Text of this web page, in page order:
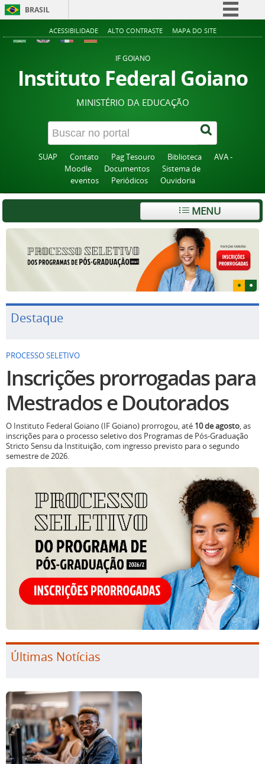
BRASIL
Simplifique!
Acesso à informação
Legislação
Canais
ACESSIBILIDADE ALTO CONTRASTE MAPA DO SITE
IF GOIANO
Instituto Federal Goiano
MINISTÉRIO DA EDUCAÇÃO
SUAP Contato Pag Tesouro Biblioteca
AVA -
Moodle
Documentos
Sistema de
eventos
Periódicos Ouvidoria
MENU
Destaque
PROCESSO SELETIVO
Inscrições prorrogadas para
Mestrados e Doutorados
O Instituto Federal Goiano (IF Goiano) prorrogou, até 10 de agosto, as
inscrições para o processo seletivo dos Programas de Pós-Graduação
Stricto Sensu da Instituição, com ingresso previsto para o segundo
semestre de 2026.
Últimas Notícias